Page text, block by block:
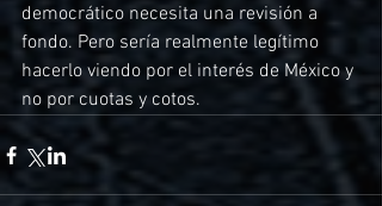
democrático necesita una revisión a
fondo. Pero sería realmente legítimo
hacerlo viendo por el interés de México y
no por cuotas y cotos.